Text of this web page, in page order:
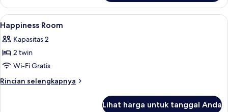
Kamar
Double
Deluks
Lihat
semua
foto
untuk
Happiness
Room
Kamar mandi | Shower, pancuran
1
Happiness Room
Kapasitas 2
2 twin
Wi-Fi Gratis
Rincian selengkapnya
Rincian
Lihat harga untuk tanggal Anda